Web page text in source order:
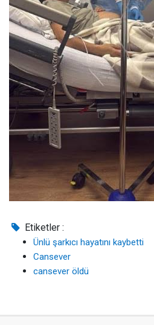
Etiketler :
Ünlü şarkıcı hayatını kaybetti
Cansever
cansever öldü